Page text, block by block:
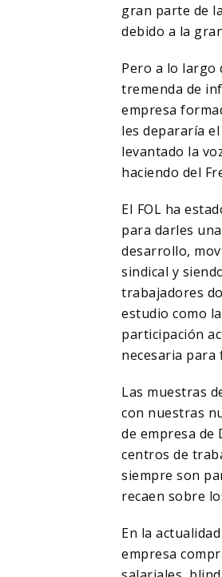
gran parte de
debido a la
Pero a lo largo
tremenda de
empresa
les depararía
levantado la
haciendo del
EI FOL ha
para darles
desarrollo,
sindical y
trabajadores
estudio como
participación
necesaria para
Las muestras
con nuestras
de empresa de
centros de
siempre son
recaen sobre
En la
empresa